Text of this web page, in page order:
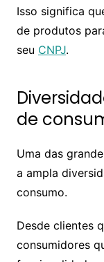
Isso significa
de produtos
seu CNPJ.
de
Uma das
a ampla
consumo.
Desde clientes
consumidores